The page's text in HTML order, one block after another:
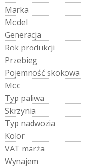
Marka
Model
Generacja
Rok produkcji
Przebieg
Pojemność skokowa
Moc
Typ paliwa
Skrzynia
Typ nadwozia
Kolor
VAT marża
Wynajem